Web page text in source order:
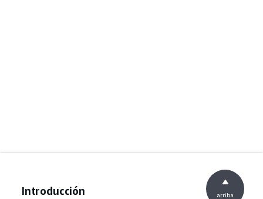
Introducción arriba